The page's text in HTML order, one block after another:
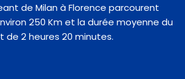
de Milan à Florence parcourent
250 Km et la durée moyenne du
de 2 heures 20 minutes.